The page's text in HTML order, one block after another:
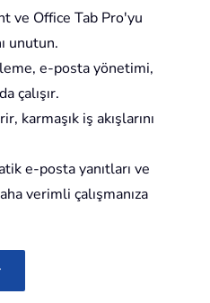
ve Office Tab Pro'yu
unutun.
e-posta yönetimi,
çalışır.
karmaşık iş akışlarını
e-posta yanıtları ve
verimli çalışmanıza